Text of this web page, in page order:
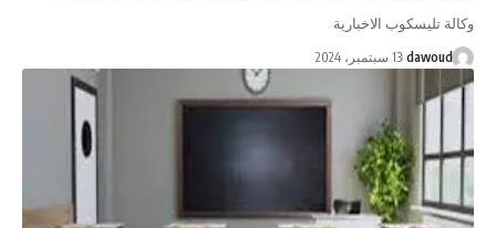
وكالة تليسكوب الاخبارية
dawoud 13 سبتمبر، 2024